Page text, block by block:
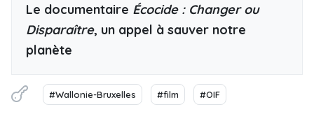
Le documentaire Écocide : Changer ou
Disparaître, un appel à sauver notre
planète
#Wallonie-Bruxelles #film #OIF